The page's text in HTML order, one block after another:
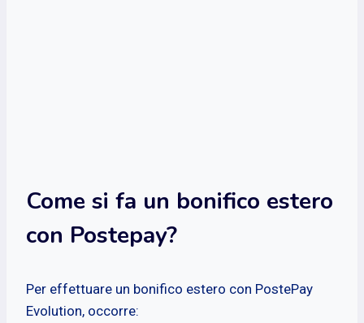
Come si fa un bonifico estero
con Postepay?
Per effettuare un bonifico estero con PostePay
Evolution, occorre: